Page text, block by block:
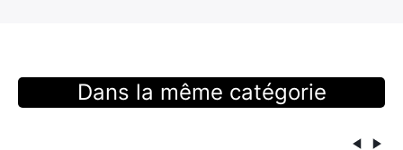
Dans la même catégorie